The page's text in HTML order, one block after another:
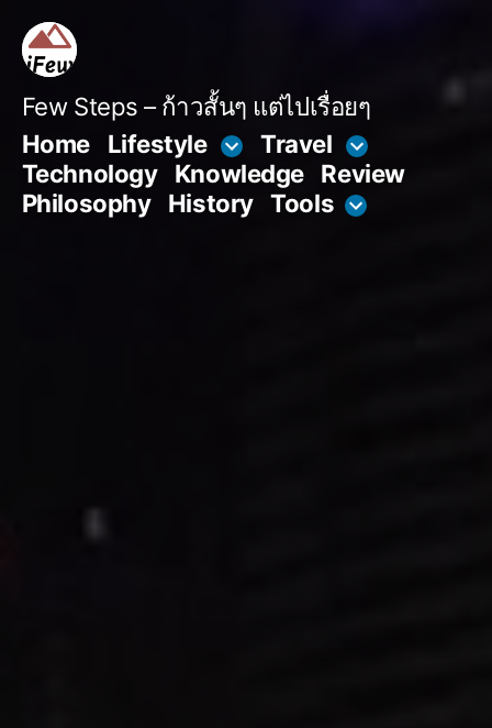
content
Few Steps – ก้าวสั้นๆ แต่ไปเรื่อยๆ
Home
Lifestyle
Travel
Technology
Knowledge Review
Philosophy
History Tools